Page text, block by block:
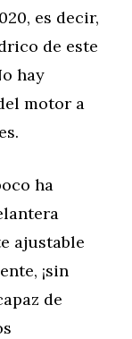
es decir,
de este
hay
motor a
ha
ajustable
¡sin
de